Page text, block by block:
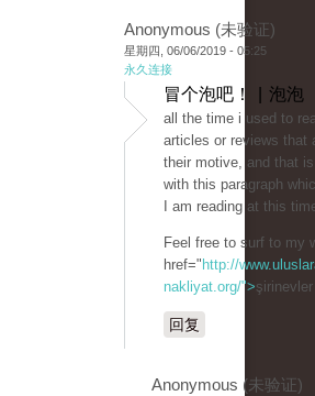
Anonymous (未验证)
星期四, 06/06/2019 - 05:25
永久连接
冒个泡吧！ | 泡泡
all the time i used to
articles or reviews that
their motive, and that
with this paragraph
I am reading at this
Feel free to surf to my
href=" http://
nakliyat.org/">
回复
Anonymous (未验证)